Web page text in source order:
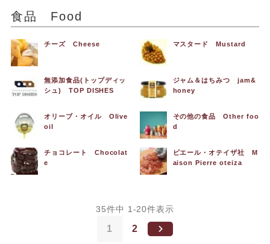
食品 Food
チーズ Cheese マスタード Mustard
無添加食品(トップディッ
シュ) TOP DISHES
ジャム＆はちみつ jam&
honey
オリーブ・オイル Olive
oil
その他の食品 Other foo
d
チョコレート Chocolat
e
ピエール・オテイザ社 M
aison Pierre oteiza
35件中 1 -20件表示
1 2